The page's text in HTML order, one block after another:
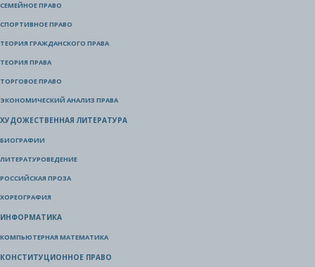
СЕМЕЙНОЕ ПРАВО
СПОРТИВНОЕ ПРАВО
ТЕОРИЯ ГРАЖДАНСКОГО ПРАВА
ТЕОРИЯ ПРАВА
ТОРГОВОЕ ПРАВО
ЭКОНОМИЧЕСКИЙ АНАЛИЗ ПРАВА
ХУДОЖЕСТВЕННАЯ ЛИТЕРАТУРА
БИОГРАФИИ
ЛИТЕРАТУРОВЕДЕНИЕ
РОССИЙСКАЯ ПРОЗА
ХОРЕОГРАФИЯ
ИНФОРМАТИКА
КОМПЬЮТЕРНАЯ МАТЕМАТИКА
КОНСТИТУЦИОННОЕ ПРАВО